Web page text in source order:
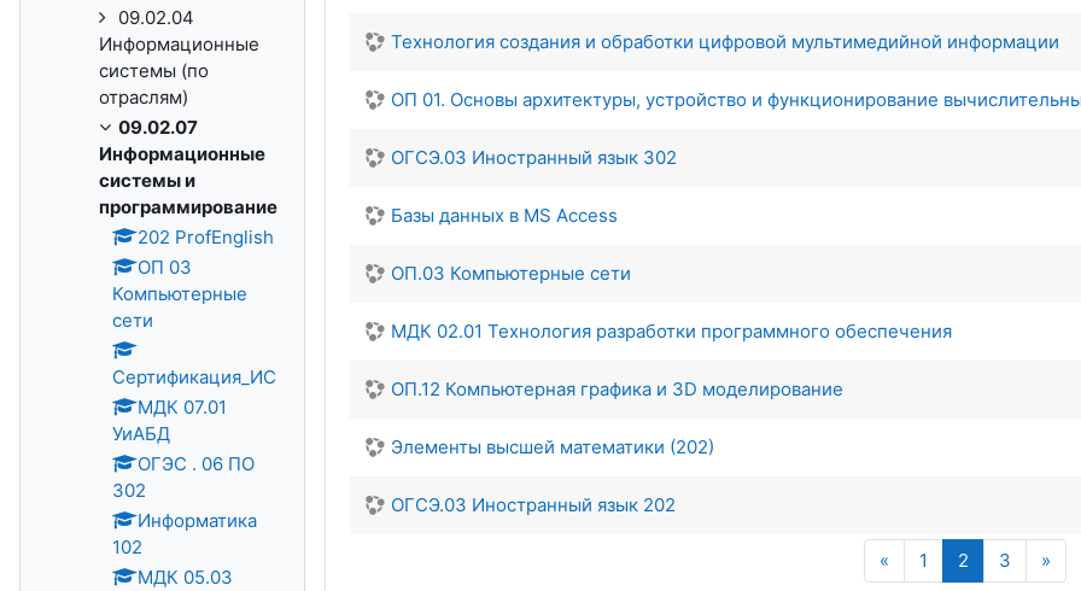
Технология создания и обработки цифровой мультимедийной информации
ОП 01. Основы архитектуры, устройство и функционирование
ОГСЭ.03 Иностранный язык 302
Базы данных в MS Access
ОП.03 Компьютерные сети
МДК 02.01 Технология разработки программного обеспечения
ОП.12 Компьютерная графика и 3D моделирование
Элементы высшей математики (202)
ОГСЭ.03 Иностранный язык 202
«Предыдущая страница
1 Страница 1
2Страница 2
3 »
09.02.04
Информационные
системы (по
отраслям)
09.02.07
Информационные
системы и
программирование
202 ProfEnglish
ОП 03
Компьютерные
сети
Сертификация_ИС
МДК 07.01
УиАБД
ОГЭС . 06 ПО
302
Информатика
102
МДК 05.03